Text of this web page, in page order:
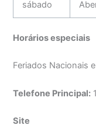
sábado
Horários especiais
Feriados Nacionais
Telefone Principal:
Site